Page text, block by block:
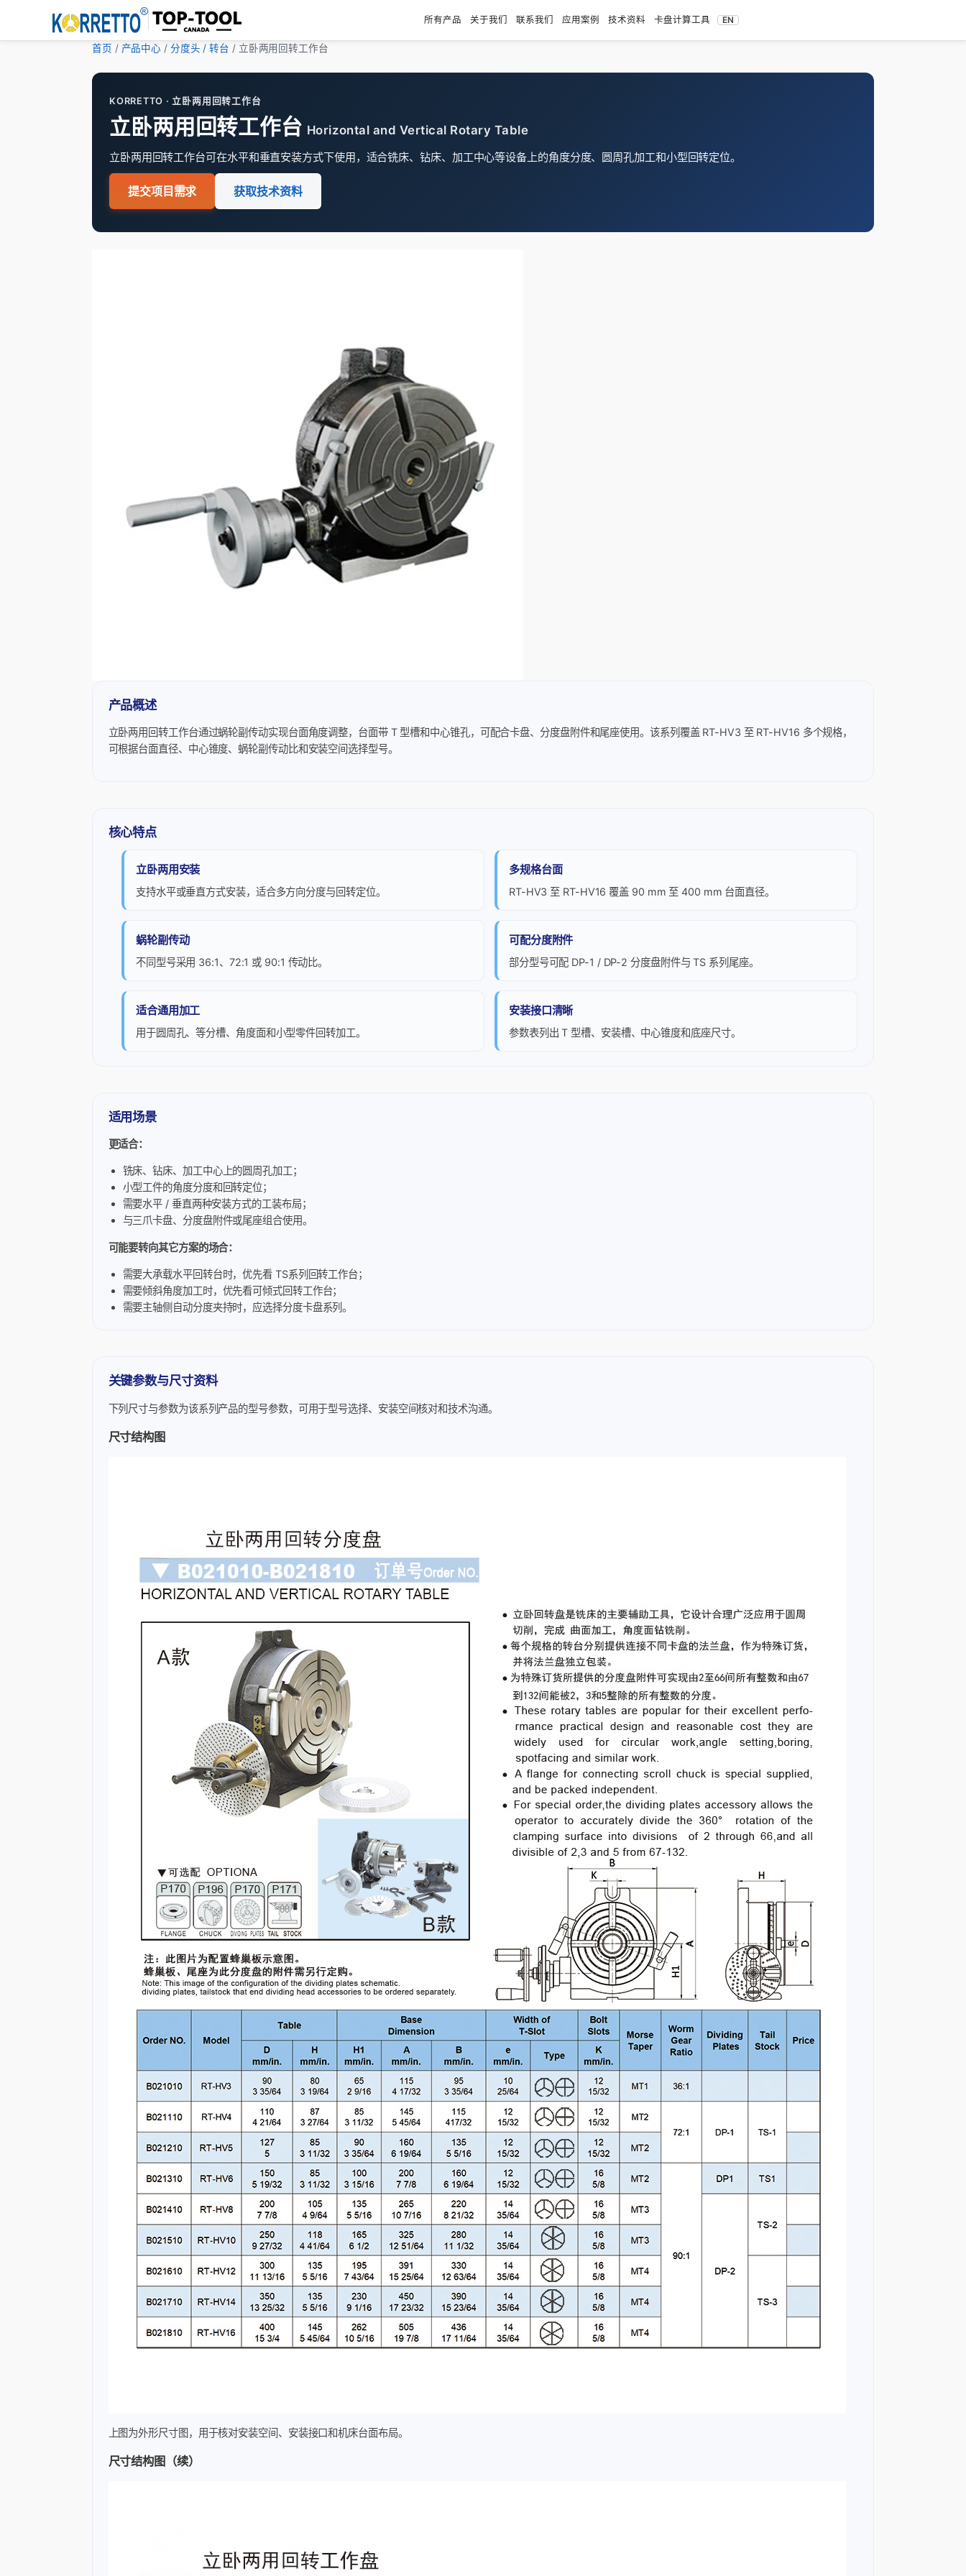
所有产品 关于我们 联系我们 应用案例 技术资料 卡盘计算工具 EN
首页 / 产品中心 / 分度头 / 转台 / 立卧两用回转工作台
KORRETTO · 立卧两用回转工作台
立卧两用回转工作台 Horizontal and Vertical Rotary Table
立卧两用回转工作台可在水平和垂直安装方式下使用，适合铣床、钻床、加工中心等设备上的角度分度、圆周孔加工和小型回转定位。
提交项目需求 获取技术资料
产品概述
立卧两用回转工作台通过蜗轮副传动实现台面角度调整，台面带 T 型槽和中心锥孔，可配合卡盘、分度盘附件和尾座使用。该系列覆盖 RT-HV3 至 RT-HV16 多个规格，
可根据台面直径、中心锥度、蜗轮副传动比和安装空间选择型号。
核心特点
立卧两用安装
支持水平或垂直方式安装，适合多方向分度与回转定位。
多规格台面
RT-HV3 至 RT-HV16 覆盖 90 mm 至 400 mm 台面直径。
蜗轮副传动
不同型号采用 36:1、72:1 或 90:1 传动比。
可配分度附件
部分型号可配 DP-1 / DP-2 分度盘附件与 TS 系列尾座。
适合通用加工
用于圆周孔、等分槽、角度面和小型零件回转加工。
安装接口清晰
参数表列出 T 型槽、安装槽、中心锥度和底座尺寸。
适用场景
更适合：
铣床、钻床、加工中心上的圆周孔加工；
小型工件的角度分度和回转定位；
需要水平 / 垂直两种安装方式的工装布局；
与三爪卡盘、分度盘附件或尾座组合使用。
可能要转向其它方案的场合：
需要大承载水平回转台时，优先看 TS系列回转工作台；
需要倾斜角度加工时，优先看可倾式回转工作台；
需要主轴侧自动分度夹持时，应选择分度卡盘系列。
关键参数与尺寸资料
下列尺寸与参数为该系列产品的型号参数，可用于型号选择、安装空间核对和技术沟通。
尺寸结构图
上图为外形尺寸图，用于核对安装空间、安装接口和机床台面布局。
尺寸结构图（续）